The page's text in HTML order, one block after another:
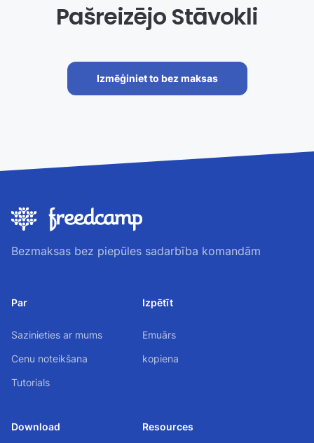
Pašreizējo Stāvokli
Izmēģiniet to bez maksas
Bezmaksas bez piepūles sadarbība komandām
Par
Sazinieties ar mums
Cenu noteikšana
Tutorials
Izpētīt
Emuārs
kopiena
Download Resources